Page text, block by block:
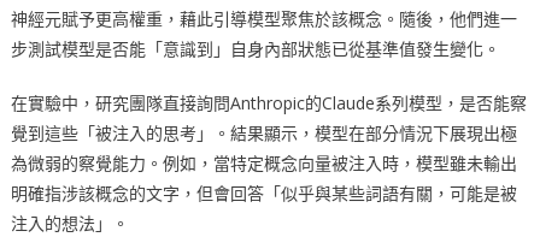
神經元賦予更高權重，藉此引導模型聚焦於該概念。隨後，他們進一
步測試模型是否能「意識到」自身內部狀態已從基準值發生變化。
在實驗中，研究團隊直接詢問Anthropic的Claude系列模型，是否能察
覺到這些「被注入的思考」。結果顯示，模型在部分情況下展現出極
為微弱的察覺能力。例如，當特定概念向量被注入時，模型雖未輸出
明確指涉該概念的文字，但會回答「似乎與某些詞語有關，可能是被
注入的想法」。